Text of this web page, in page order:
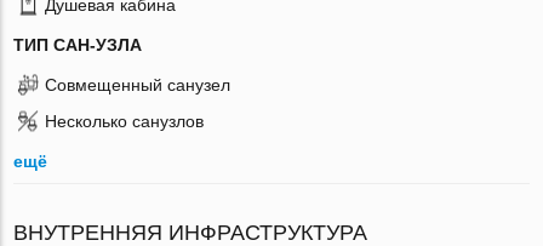
Душевая кабина
ТИП САН-УЗЛА
Совмещенный санузел
Несколько санузлов
ещё
ВНУТРЕННЯЯ ИНФРАСТРУКТУРА